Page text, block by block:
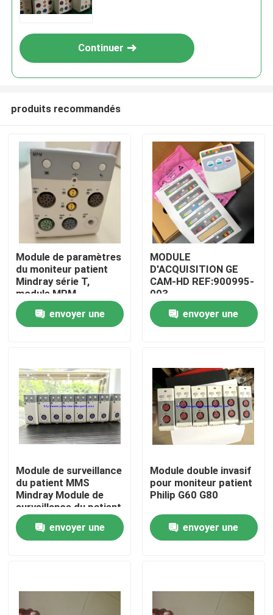
À la maison
Produits
À propos de nous
Visite de l'usine
Nous contacter
Demandez un devis
Module de moniteur patient
Continuer
produits recommandés
Module de paramètres
du moniteur patient
Mindray série T,
module MPM
envoyer une
MODULE
D'ACQUISITION GE
CAM-HD REF:900995-
003
envoyer une
Module de surveillance
du patient MMS
Mindray Module de
surveillance du patient
BIS, module à double
indice de fréquence
envoyer une
Module double invasif
pour moniteur patient
Philip G60 G80
envoyer une